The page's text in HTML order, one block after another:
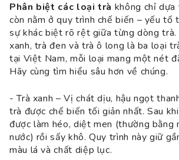
Phân biệt các loại trà không chỉ dựa
còn nằm ở quy trình chế biến – yếu tố
sự khác biệt rõ rệt giữa từng dòng trà.
xanh, trà đen và trà ô long là ba loại
tại Việt Nam, mỗi loại mang một nét
Hãy cùng tìm hiểu sâu hơn về chúng.
- Trà xanh – Vị chát dịu, hậu ngọt
trà được chế biến tối giản nhất. Sau
được làm héo, diệt men (thường bằng
nước) rồi sấy khô. Quy trình này giữ
màu lá và chất diệp lục.